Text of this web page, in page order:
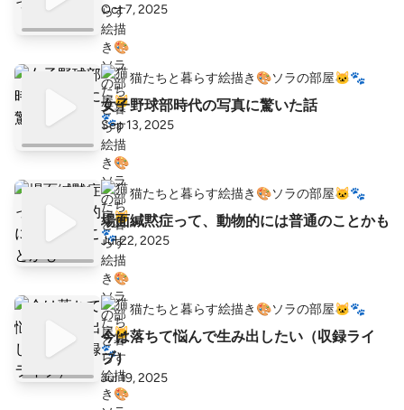
Oct 7, 2025
猫たちと暮らす絵描き🎨ソラの部屋🐱🐾
女子野球部時代の写真に驚いた話
Sep 13, 2025
猫たちと暮らす絵描き🎨ソラの部屋🐱🐾
場面緘黙症って、動物的には普通のことかも
Jul 22, 2025
猫たちと暮らす絵描き🎨ソラの部屋🐱🐾
今は落ちて悩んで生み出したい（収録ライ
ブ）
Jul 19, 2025